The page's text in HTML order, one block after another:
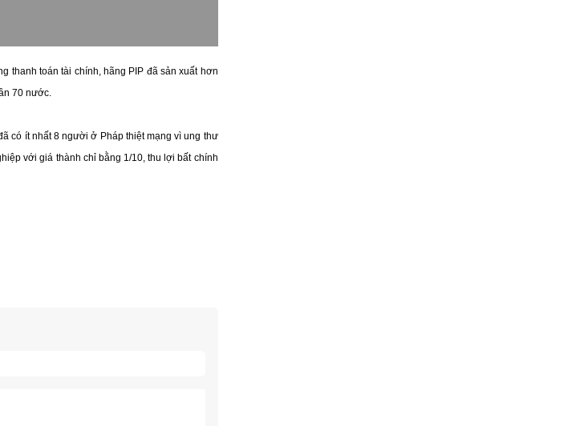
thanh toán tài chính, hãng PIP đã sản xuất hơn
70 nước.
có ít nhất 8 người ở Pháp thiệt mạng vì ung thư
với giá thành chỉ bằng 1/10, thu lợi bất chính